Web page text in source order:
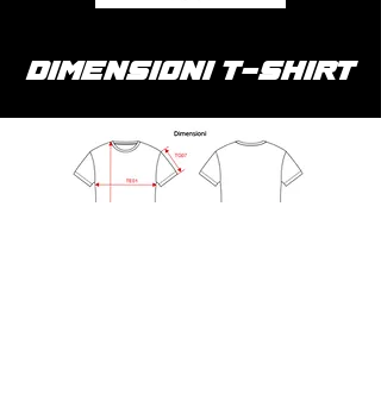
DIMENSIONI T-SHIRT